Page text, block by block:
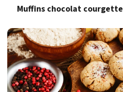
Muffins chocolat courgette